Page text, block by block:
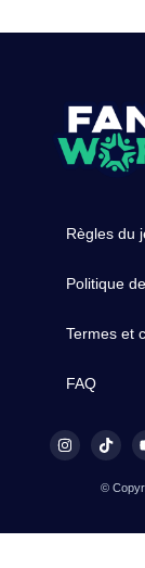
Règles du
Politique
Termes et
FAQ
©